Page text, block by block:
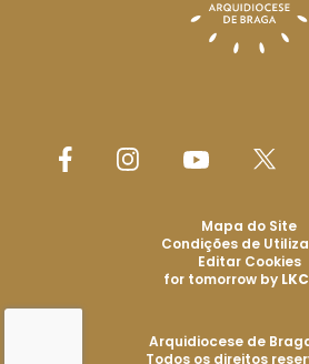
Arquidiocese de
Todos os direitos
Mapa do Site
Condições de
Editar Cookies
for tomorrow by